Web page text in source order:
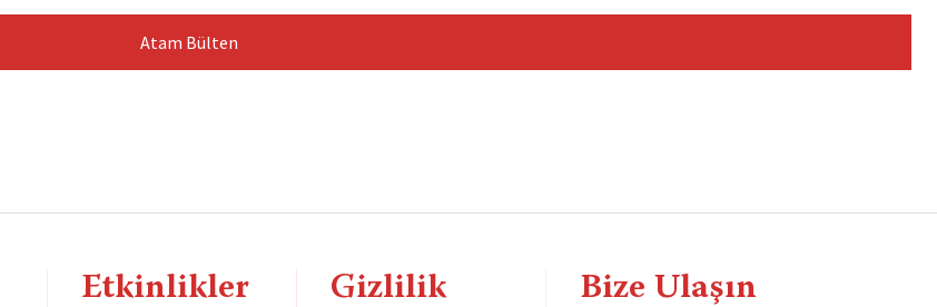
Atam Bülten
Etkinlikler Gizlilik Bize Ulaşın